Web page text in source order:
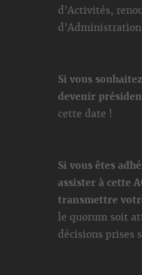
d’Activités,
Si vous
devenir
cette date !
Si vous êtes
assister à cette
transmettre
le quorum soit
décisions prises